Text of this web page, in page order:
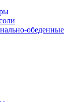
обеденные